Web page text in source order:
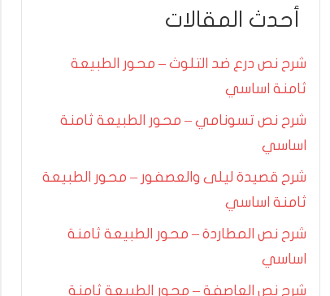
أحدث المقالات
شرح نص درع ضد التلوث – محور الطبيعة
ثامنة اساسي
شرح نص تسونامي – محور الطبيعة ثامنة
اساسي
شرح قصيدة ليلى والعصفور – محور الطبيعة
ثامنة اساسي
شرح نص المطاردة – محور الطبيعة ثامنة
اساسي
شرح نص العاصفة – محور الطبيعة ثامنة